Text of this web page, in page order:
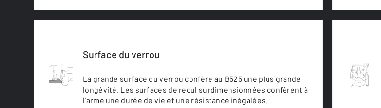
Surface du verrou
La grande surface du verrou confère au B525 une plus grande
longévité. Les surfaces de recul surdimensionnées confèrent à
l'arme une durée de vie et une résistance inégalées.